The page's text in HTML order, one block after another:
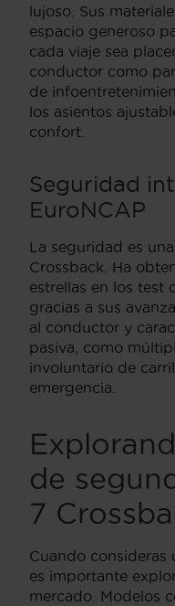
lujoso. Sus
espacio generoso
cada viaje sea
conductor como
de
los asientos
confort.
Seguridad
EuroNCAP
La seguridad es
Crossback. Ha
estrellas en los test
gracias a sus
al conductor y
pasiva, como
involuntario de
emergencia.
de
7
Cuando consideras
es importante
mercado. Modelos